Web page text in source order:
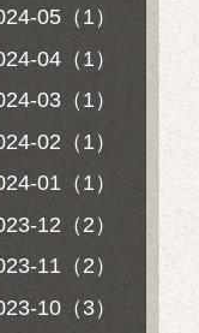
05（1）
04（1）
03（1）
02（1）
01（1）
12（2）
11（2）
10（3）